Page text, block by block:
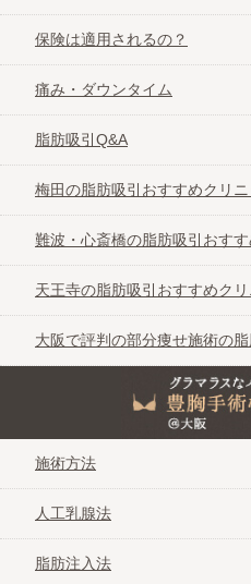
保険は適用されるの？
痛み・ダウンタイム
脂肪吸引Q&A
梅田の脂肪吸引おすすめクリニ
難波・心斎橋の脂肪吸引おす
天王寺の脂肪吸引おすすめクリ
大阪で評判の部分痩せ施術の
グラマラスなバストを目
施術方法
人工乳腺法
脂肪注入法